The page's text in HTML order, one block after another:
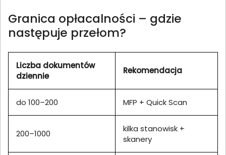
Granica opłacalności – gdzie
następuje przełom?
Liczba dokumentów
dziennie
Rekomendacja
do 100–200 MFP + Quick Scan
200–1000
kilka stanowisk +
skanery